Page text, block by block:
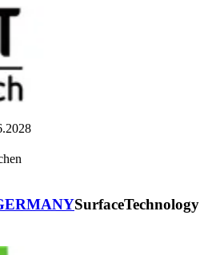
SurfaceTechnology